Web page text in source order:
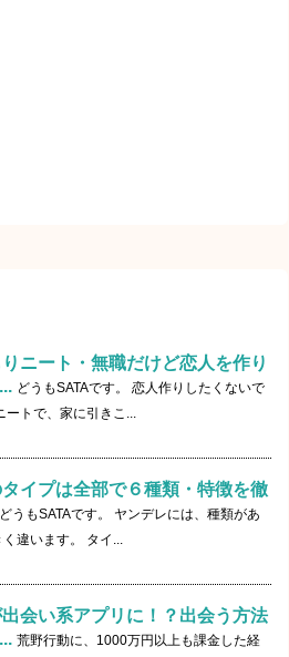
りニート・無職だけど恋人を作り
どうもSATAです。 恋人作りしたくないで
ートで、家に引きこ...
イプは全部で６種類・特徴を徹
どうもSATAです。 ヤンデレには、種類があ
違います。 タイ...
会い系アプリに！？出会う方法
荒野行動に、1000万円以上も課金した経